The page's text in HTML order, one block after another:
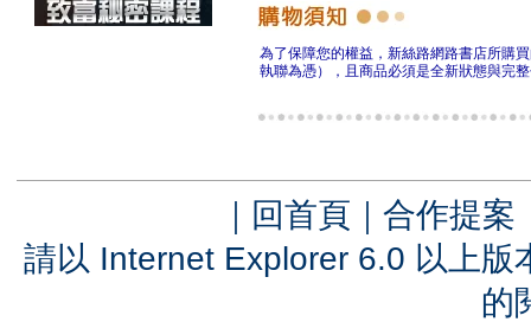
為了保障您的權益，新絲路網路書店所購
執聯為憑），且商品必須是全新狀態與完
｜ 回首頁 ｜ 合作提案
請以 Internet Explorer 6.0 以上
的